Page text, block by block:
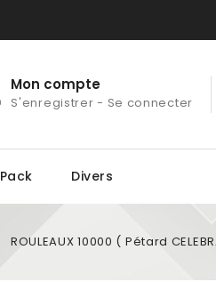
Mon compte
S'enregistrer - Se connecter
Pack Divers
ROULEAUX 10000 ( Pétard